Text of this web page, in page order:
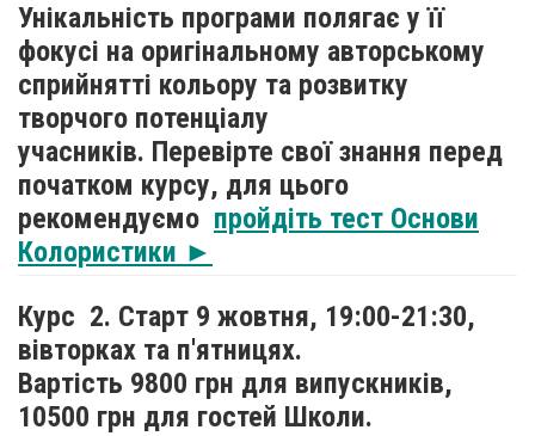
Унікальність програми полягає у її
фокусі на оригінальному авторському
сприйнятті кольору та розвитку
творчого потенціалу
учасників. Перевірте свої знання перед
початком курсу, для цього
рекомендуємо пройдіть тест Основи
Колористики ►
Курс 2. Старт 9 жовтня, 19:00-21:30,
вівторках та п'ятницях.
Вартість 9800 грн для випускників,
10500 грн для гостей Школи.